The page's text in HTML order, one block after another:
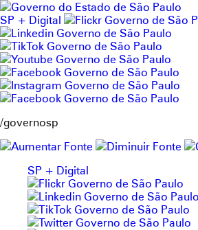
Pular
para
o
conteúdo
SP + Digital
/governosp
SP + Digital